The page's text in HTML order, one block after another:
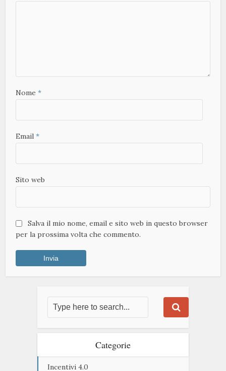
Nome*
Email*
Sito web
Salva il mio nome, email e sito web in questo browser
per la prossima volta che commento.
Categorie
Incentivi 4.0